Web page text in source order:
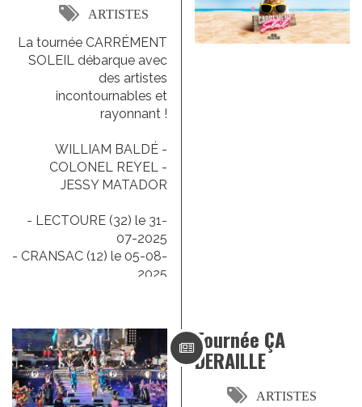
ARTISTES
La tournée CARRÉMENT
SOLEIL débarque avec
des artistes
incontournables et
rayonnant !
WILLIAM BALDÉ -
COLONEL REYEL -
JESSY MATADOR
- LECTOURE (32) le 31-
07-2025
- CRANSAC (12) le 05-08-
2025
Tournée ÇA
DERAILLE
ARTISTES